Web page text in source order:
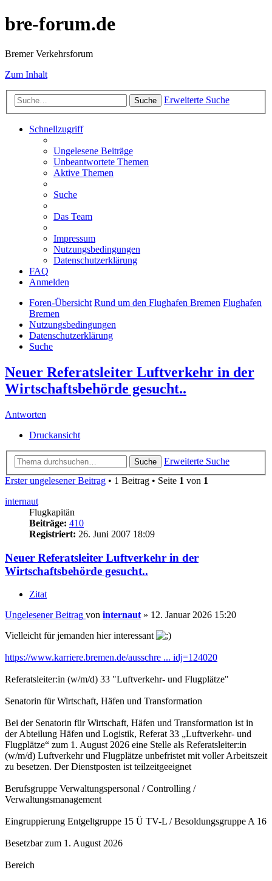
bre-forum.de
Bremer Verkehrsforum
Zum Inhalt
Suche Erweiterte Suche
Schnellzugriff
Ungelesene Beiträge
Unbeantwortete Themen
Aktive Themen
Suche
Das Team
Impressum
Nutzungsbedingungen
Datenschutzerklärung
FAQ
Anmelden
Foren-Übersicht Rund um den Flughafen Bremen Flughafen
Bremen
Nutzungsbedingungen
Datenschutzerklärung
Suche
Neuer Referatsleiter Luftverkehr in der
Wirtschaftsbehörde gesucht..
Antworten
Druckansicht
Suche
Erweiterte Suche
Erster ungelesener Beitrag • 1 Beitrag • Seite 1 von 1
internaut
Flugkapitän
Beiträge: 410
Registriert: 26. Juni 2007 18:09
Neuer Referatsleiter Luftverkehr in der
Wirtschaftsbehörde gesucht..
Zitat
Ungelesener Beitrag von internaut » 12. Januar 2026 15:20
Vielleicht für jemanden hier interessant
https://www.karriere.bremen.de/ausschre ... idj=124020
Referatsleiter:in (w/m/d) 33 "Luftverkehr- und Flugplätze"
Senatorin für Wirtschaft, Häfen und Transformation
Bei der Senatorin für Wirtschaft, Häfen und Transformation ist in
der Abteilung Häfen und Logistik, Referat 33 „Luftverkehr- und
Flugplätze“ zum 1. August 2026 eine Stelle als Referatsleiter:in
(w/m/d) Luftverkehr und Flugplätze unbefristet mit voller Arbeitszeit
zu besetzen. Der Dienstposten ist teilzeitgeeignet
Berufsgruppe Verwaltungspersonal / Controlling /
Verwaltungsmanagement
Eingruppierung Entgeltgruppe 15 Ü TV-L / Besoldungsgruppe A 16
Besetzbar zum 1. August 2026
Bereich